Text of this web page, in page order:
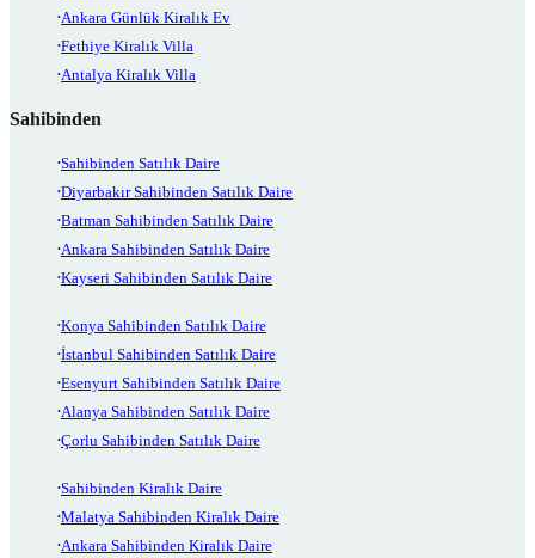
Ankara Günlük Kiralık Ev
Fethiye Kiralık Villa
Antalya Kiralık Villa
Sahibinden
Sahibinden Satılık Daire
Diyarbakır Sahibinden Satılık Daire
Batman Sahibinden Satılık Daire
Ankara Sahibinden Satılık Daire
Kayseri Sahibinden Satılık Daire
Konya Sahibinden Satılık Daire
İstanbul Sahibinden Satılık Daire
Esenyurt Sahibinden Satılık Daire
Alanya Sahibinden Satılık Daire
Çorlu Sahibinden Satılık Daire
Sahibinden Kiralık Daire
Malatya Sahibinden Kiralık Daire
Ankara Sahibinden Kiralık Daire